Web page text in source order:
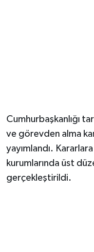
Cumhurbaşkanlığı
ve görevden alma
yayımlandı.
kurumlarında üst
gerçekleştirildi.
Seri İlan
Siyaset
Sokak